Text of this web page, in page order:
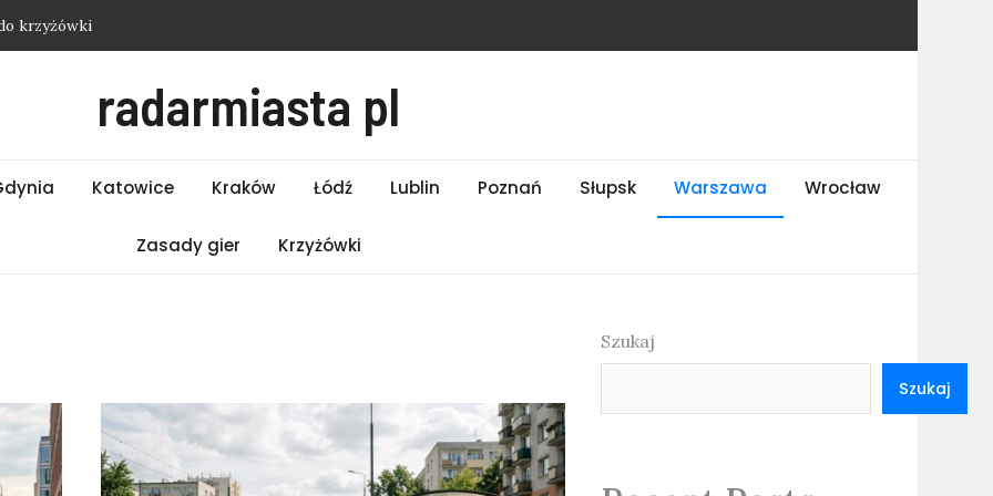
krzyżówki
Białystok – Czwartek 06.08.2026
Bielsko-Biała – Czwartek 06.08.2026
radarmiasta pl
Katowice Kraków Łódź Lublin Poznań Słupsk Warszawa Wrocław
Zasady gier Krzyżówki
Szukaj
Szukaj